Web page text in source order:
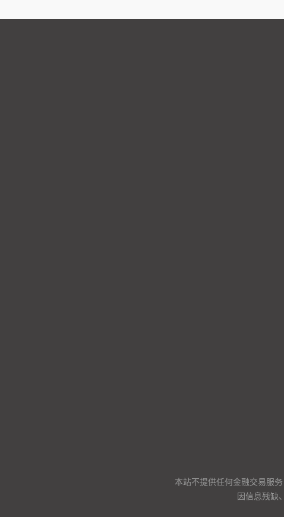
本站不提供任何金融交易服
因信息残缺